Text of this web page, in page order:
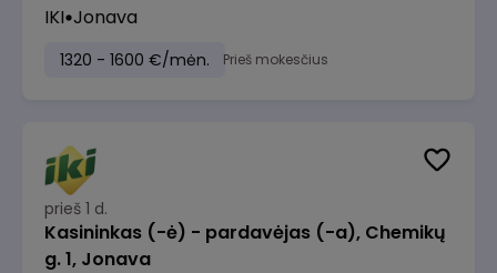
IKI Jonava
1320 - 1600 €/mėn. Prieš mokesčius
prieš 1 d.
Kasininkas (-ė) - pardavėjas (-a), Chemikų
g. 1, Jonava